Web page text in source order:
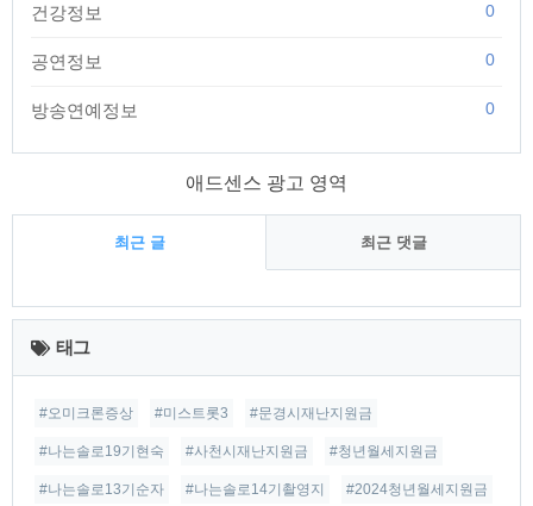
건강정보 0
공연정보 0
방송연예정보 0
애드센스 광고 영역
최근 글 최근 댓글
최
근
글
태그
#오미크론증상 #미스트롯3 #문경시재난지원금
#나는솔로19기현숙 #사천시재난지원금 #청년월세지원금
#나는솔로13기순자 #나는솔로14기촬영지 #2024청년월세지원금